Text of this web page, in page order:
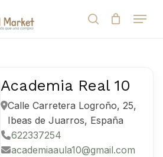
search
Menu
Academia Real 10
Calle Carretera Logroño, 25,
Ibeas de Juarros, España
622337254
academiaaula10@gmail.com